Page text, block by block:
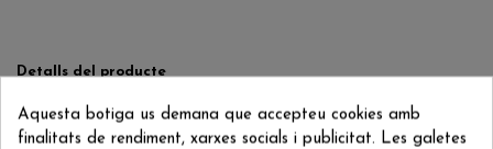
Detalls del producte
Reviews(0)
Aquesta botiga us demana que accepteu cookies amb
finalitats de rendiment, xarxes socials i publicitat. Les galetes